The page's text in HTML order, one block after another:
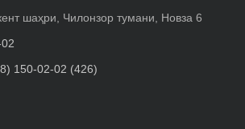
шаҳри, Чилонзор тумани, Новза 6
150-02-02 (426)